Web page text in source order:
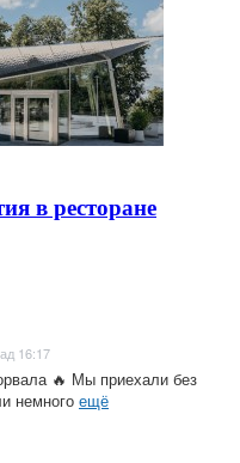
в ресторане
16:17
🔥 Мы приехали без
немного ещё